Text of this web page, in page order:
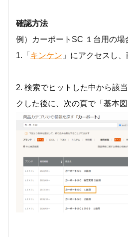
確認方法
例）カーポートSC １台用の場
1.「 キンケン 」にアクセスし
2. 検索でヒットした中から該
クした後に、次の頁で「基本